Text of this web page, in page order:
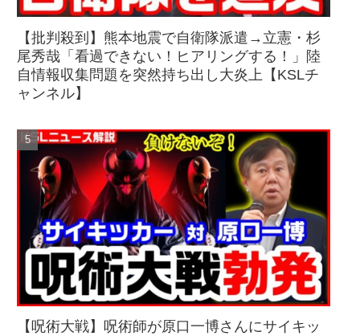
【批判殺到】熊本地震で自衛隊派遣→立憲・杉
尾秀哉「看過できない！ヒアリングする！」陸
自情報収集問題を突然持ち出し大炎上【KSLチ
ャンネル】
【呪術大戦】呪術師が原口一博さんにサイキッ